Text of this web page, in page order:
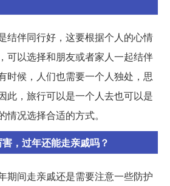
结伴同行好，这要根据个人的心情
可以选择和朋友或者家人一起结伴
时候，人们也需要一个人独处，思
此，旅行可以是一个人去也可以是
况选择合适的方式。
，过年还能走亲戚吗？
期间走亲戚还是需要注意一些防护